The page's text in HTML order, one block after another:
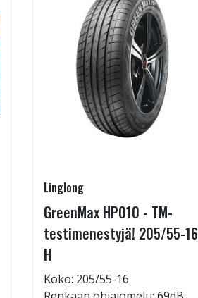
Linglong
GreenMax HP010 - TM-
testimenestyjä! 205/55-16
H
Koko: 205/55-16